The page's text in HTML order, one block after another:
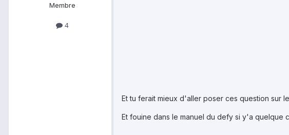
Membre
4
Et tu ferait mieux d'aller poser ces question sur
Et fouine dans le manuel du defy si y'a quelque